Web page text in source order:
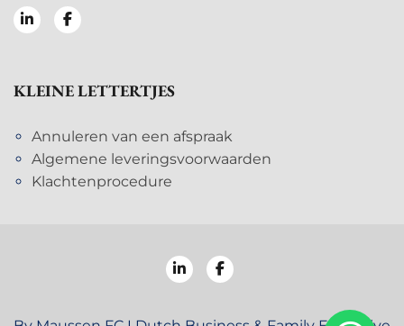
KLEINE LETTERTJES
Annuleren van een afspraak
Algemene leveringsvoorwaarden
Klachtenprocedure